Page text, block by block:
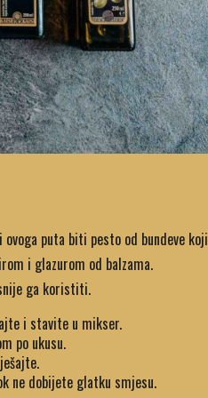
puta biti pesto od bundeve koji
i glazurom od balzama.
ga koristiti.
i stavite u mikser.
po ukusu.
ne dobijete glatku smjesu.